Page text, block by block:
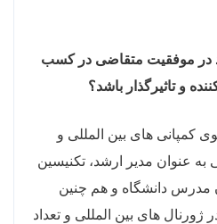
در موفقیت متقاضی در کسب
و تاثیرگذار باشد؟
کمپانی های بین المللی و
به عنوان مدیر ارشد، تکنیسین
مدرس دانشگاه و هم چنین
ژورنال های بین المللی و تعداد